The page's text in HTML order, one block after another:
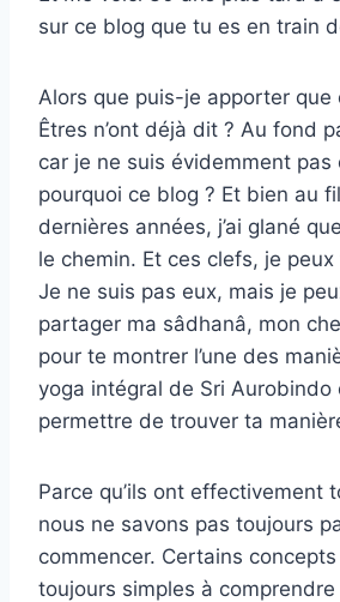
sur ce blog que tu es en train
Alors que puis-je apporter que
Êtres n’ont déjà dit ? Au fond
car je ne suis évidemment pas
pourquoi ce blog ? Et bien au
dernières années, j’ai glané
le chemin. Et ces clefs, je
Je ne suis pas eux, mais je
partager ma sâdhanâ, mon
pour te montrer l’une des
yoga intégral de Sri Aurobindo
permettre de trouver ta
Parce qu’ils ont effectivement
nous ne savons pas toujours
commencer. Certains
toujours simples à